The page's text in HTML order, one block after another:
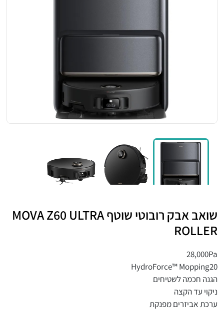
שואב אבק רובוטי שוטף ⁦MOVA Z60 ULTRA
ROLLER⁩
28,000Pa
HydroForce™ Mopping20
הגנה חכמה לשטיחים
ניקוי עד הקצה
ערכת אביזרים מפנקת